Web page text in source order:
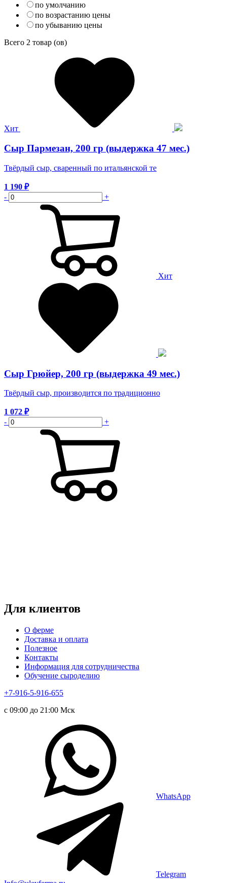
по умолчанию
по возрастанию цены
по убыванию цены
Всего 2 товар (ов)
Хит
Сыр Пармезан, 200 гр (выдержка 47 мес.)
Твёрдый сыр, сваренный по итальянской те
1 190 ₽
-
+
Хит
Сыр Грюйер, 200 гр (выдержка 49 мес.)
Твёрдый сыр, производится по традиционно
1 072 ₽
-
+
Для клиентов
О ферме
Доставка и оплата
Полезное
Контакты
Информация для сотрудничества
Обучение сыроделию
+7-916-5-916-655
с 09:00 до 21:00 Мск
WhatsApp
Telegram